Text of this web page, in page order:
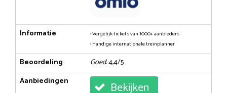
Informatie
• Vergelijk tickets van 1000+ aanbieders
• Handige internationale treinplanner
Beoordeling Goed: 4,4/5
Aanbiedingen
Bekijken